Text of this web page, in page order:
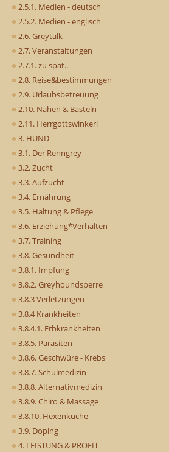
2.5.1. Medien - deutsch
2.5.2. Medien - englisch
2.6. Greytalk
2.7. Veranstaltungen
2.7.1. zu spät..
2.8. Reise&bestimmungen
2.9. Urlaubsbetreuung
2.10. Nähen & Basteln
2.11. Herrgottswinkerl
3. HUND
3.1. Der Renngrey
3.2. Zucht
3.3. Aufzucht
3.4. Ernährung
3.5. Haltung & Pflege
3.6. Erziehung*Verhalten
3.7. Training
3.8. Gesundheit
3.8.1. Impfung
3.8.2. Greyhoundsperre
3.8.3 Verletzungen
3.8.4 Krankheiten
3.8.4.1. Erbkrankheiten
3.8.5. Parasiten
3.8.6. Geschwüre - Krebs
3.8.7. Schulmedizin
3.8.8. Alternativmedizin
3.8.9. Chiro & Massage
3.8.10. Hexenküche
3.9. Doping
4. LEISTUNG & PROFIT